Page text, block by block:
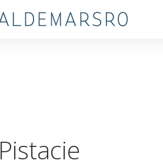
Pistacie